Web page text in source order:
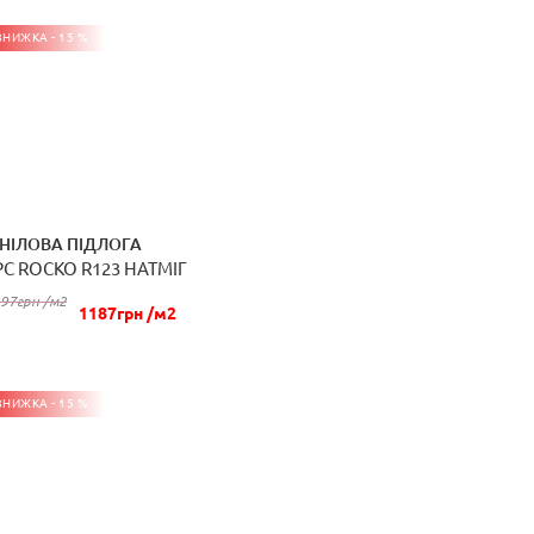
- 15 %
ПІДЛОГА
ROCKO R123 НАТМІГ
/м2
1187грн /м2
КУПИТИ
- 15 %